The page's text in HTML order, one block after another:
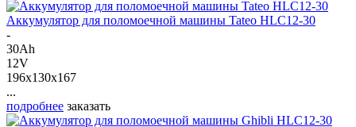
Аккумулятор для поломоечной машины Tateo HLC12-30
-
30Ah
12V
196x130x167
...
подробнее заказать